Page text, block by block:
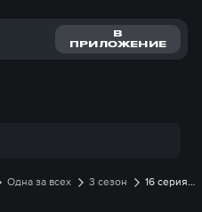
В
ПРИЛОЖЕНИЕ
Одна за всех 3 сезон
16 серия